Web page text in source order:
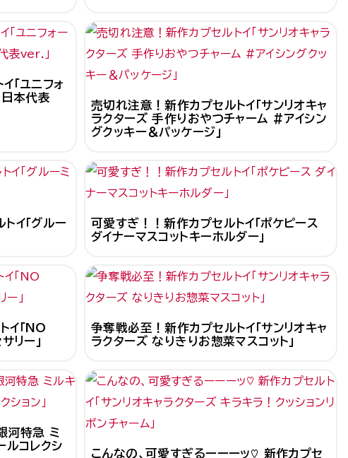
「ユニフォ
日本代表
売切れ注意！新作カプセルトイ「サンリオキャ
ラクターズ 手作りおやつチャーム #アイシン
グクッキー＆パッケージ」
イ「グルー
可愛すぎ！！新作カプセルトイ「ポケピース
ダイナーマスコットキーホルダー」
イ「NO
リー」
争奪戦必至！新作カプセルトイ「サンリオキャ
ラクターズ なりきりお惣菜マスコット」
河特急 ミ
ルコレクシ
こんなの、可愛すぎるーーーッ♡ 新作カプセ